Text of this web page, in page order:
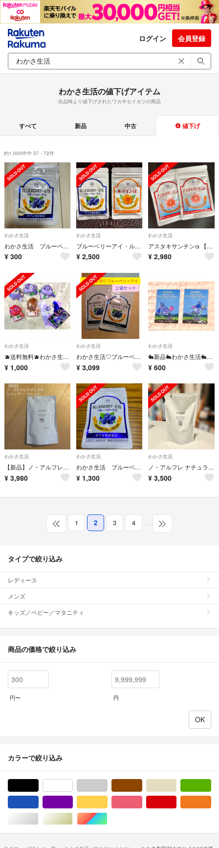
ログイン 会員登録
わかさ生活の値下げアイテム
出品時より値下げされたワカサセイカツの商品
すべて 新品 中古 値下げ
約1,000件中 37 - 72件
わかさ生活
わかさ生活 ブルーベリーアイ 7粒入り
¥ 300
わかさ生活
ブルーベリーアイ・ルテイン
¥ 2,500
わかさ生活
アスタキサンチンα 【わかさ生活】２袋
¥ 2,980
わかさ生活
🫐送料無料🫐わかさ生活🫐ブルブルくんと仲間たち🫐コンプリートセットグッズセット🫐
¥ 1,000
わかさ生活
わかさ生活♡ブルーベリーアイ
¥ 3,099
わかさ生活
🐇新品🐇わかさ生活🐇花鈴のマウンド🐇期間限定🐇ブルブルくんアクリルキーホルダー🐇
¥ 600
わかさ生活
【新品】ノ・アルフレナチュラルシャンプー レフィル オレンジあすなろわかさ
¥ 3,980
わかさ生活
わかさ生活 ブルーベリーアイ
¥ 1,300
わかさ生活
ノ・アルフレ ナチュラルシャンプー LA 詰替用
¥ 3,500
1 2 3 4 …
タイプで絞り込み
レディース
メンズ
キッズ／ベビー／マタニティ
商品の価格で絞り込み
円〜 円
カラーで絞り込み
シルバー/銀色系ゴールド/金色系マルチカラー